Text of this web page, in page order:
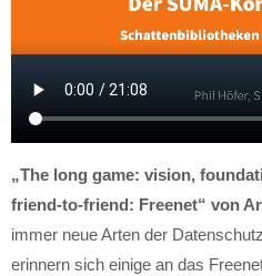
„The long game: vision,
friend-to-friend: Freenet“ von
immer neue Arten der
erinnern sich einige an das